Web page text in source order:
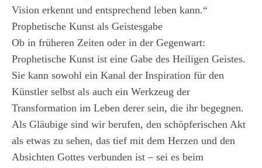
Vision erkennt und entsprechend leben kann.“
Prophetische Kunst als Geistesgabe
Ob in früheren Zeiten oder in der Gegenwart:
Prophetische Kunst ist eine Gabe des Heiligen Geistes.
Sie kann sowohl ein Kanal der Inspiration für den
Künstler selbst als auch ein Werkzeug der
Transformation im Leben derer sein, die ihr begegnen.
Als Gläubige sind wir berufen, den schöpferischen Akt
als etwas zu sehen, das tief mit dem Herzen und den
Absichten Gottes verbunden ist – sei es beim